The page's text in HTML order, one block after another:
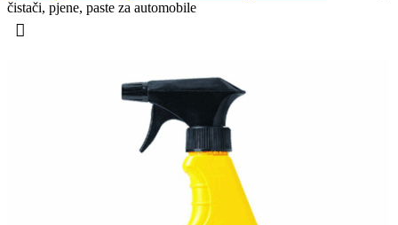
čistači, pjene, paste za automobile